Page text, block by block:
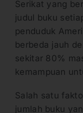
Serikat yang
judul buku
penduduk
berbeda jauh
sekitar 80%
kemampuan
Salah satu
jumlah buku